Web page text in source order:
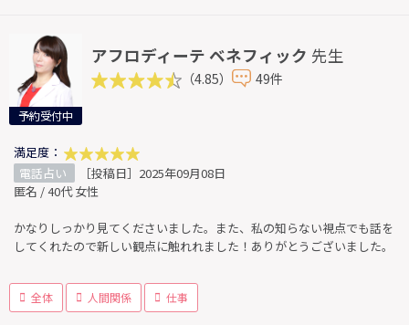
予約受付中
アフロディーテ ベネフィック 先生
（4.85） 49件
満足度：
電話占い
［投稿日］2025年09月08日
匿名 / 40代 女性
かなりしっかり見てくださいました。また、私の知らない視点でも話を
してくれたので新しい観点に触れれました！ありがとうございました。
全体 人間関係 仕事